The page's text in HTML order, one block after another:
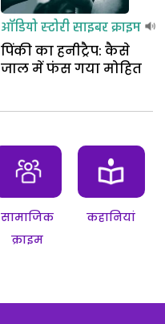
ऑडियो स्टोरीसाइबर क्राइम
पिंकी का हनीट्रैप: कैसे
जाल में फंस गया मोहित
सामाजिक
क्राइम
कहानियां